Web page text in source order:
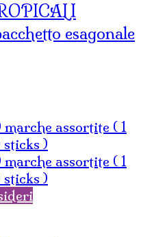
esagonale